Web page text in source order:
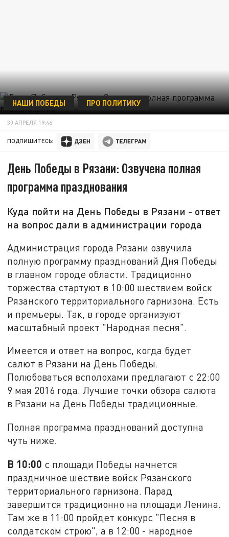
НАШИ ПОБЕДЫ ПРО ПОЛИТИКУ
30 АПРЕЛЯ 19:46
ПОДПИШИТЕСЬ:
День Победы в Рязани: Озвучена полная
программа празднования
Куда пойти на День Победы в Рязани - ответ
на вопрос дали в администрации города
Администрация города Рязани озвучила
полную программу празднований Дня Победы
в главном городе области. Традиционно
торжества стартуют в 10:00 шествием войск
Рязанского территориального гарнизона. Есть
и премьеры. Так, в городе организуют
масштабный проект "Народная песня".
Имеется и ответ на вопрос, когда будет
салют в Рязани на День Победы.
Полюбоваться всполохами предлагают с 22:00
9 мая 2016 года. Лучшие точки обзора салюта
в Рязани на День Победы традиционные.
Полная программа празднований доступна
чуть ниже.
В 10:00 с площади Победы начнется
праздничное шествие войск Рязанского
территориального гарнизона. Парад
завершится традиционно на площади Ленина.
Там же в 11:00 пройдет конкурс "Песня в
солдатском строю", а в 12:00 - народное